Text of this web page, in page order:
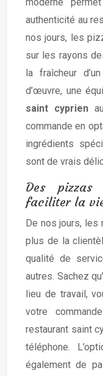
authenticité au
nos jours, les
sur les rayons
la fraîcheur
d’œuvre, une
saint cyprien
commande en
ingrédients
sont de vrais
Des
faciliter la
De nos jours, les
plus de la
qualité de
autres. Sachez
lieu de travail,
votre
restaurant saint
téléphone.
également de